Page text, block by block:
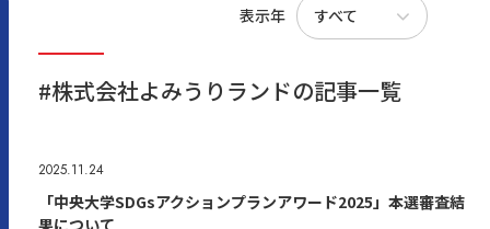
表示年 すべて
#株式会社よみうりランドの記事一覧
2025.11.24
「中央大学SDGsアクションプランアワード2025」本選審査結
果について